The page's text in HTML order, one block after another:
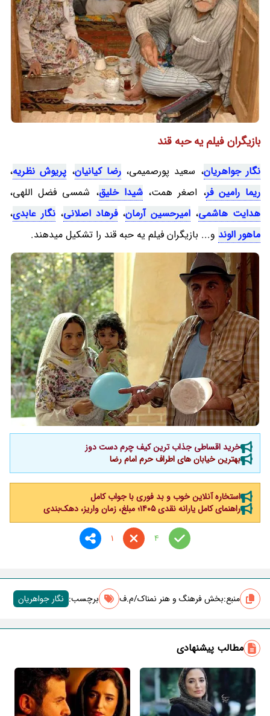
بازیگران فیلم یه حبه قند
نگار جواهریان، سعید پورصمیمی،رضا کیانیان، پریوش نظریه،
ریما رامین فر، اصغر همت،شیدا خلیق، شمسی فضل اللهی،
هدایت هاشمی، امیرحسین آرمان،فرهاد اصلانی، نگار عابدی،
ماهور الوند و... بازیگران فیلم یه حبه قند را تشکیل میدهند.
خرید اقساطی جذاب ترین کیف چرم دست دوز
بهترین خیابان های اطراف حرم امام رضا
استخاره آنلاین خوب و بد فوری با جواب کامل
راهنمای کامل یارانه نقدی ۱۴۰۵؛ مبلغ، زمان واریز، دهک‌بندی
4
1
منبع:بخش فرهنگ و هنر نمناک/م.ف برچسب‌: نگار جواهریان
مطالب پیشنهادی